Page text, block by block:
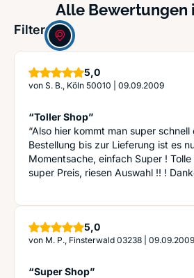
Alle Bewertungen
Filter:
5,0Sterne
von S. B., Köln 50010 09.09.2009
“Toller Shop”
“Also hier kommt man super
Bestellung bis zur Lieferung ist es
Momentsache, einfach Super !
super Preis, riesen Auswahl !! !
5,0Sterne
von M. P., Finsterwald 03238 09.09.2009
“Super Shop”